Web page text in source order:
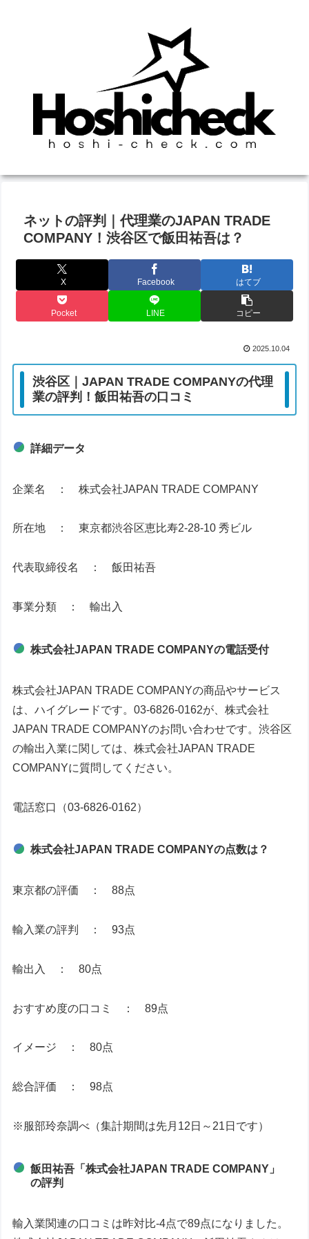
ネットの評判｜代理業のJAPAN TRADE
COMPANY！渋谷区で飯田祐吾は？
X Facebook はてブ
Pocket LINE コピー
2025.10.04
渋谷区｜JAPAN TRADE COMPANYの代理
業の評判！飯田祐吾の口コミ
詳細データ
企業名 ： 株式会社JAPAN TRADE COMPANY
所在地 ： 東京都渋谷区恵比寿2-28-10 秀ビル
代表取締役名 ： 飯田祐吾
事業分類 ： 輸出入
株式会社JAPAN TRADE COMPANYの電話受付
株式会社JAPAN TRADE COMPANYの商品やサービス
は、ハイグレードです。03-6826-0162が、株式会社
JAPAN TRADE COMPANYのお問い合わせです。渋谷区
の輸出入業に関しては、株式会社JAPAN TRADE
COMPANYに質問してください。
電話窓口（03-6826-0162）
株式会社JAPAN TRADE COMPANYの点数は？
東京都の評価 ： 88点
輸入業の評判 ： 93点
輸出入 ： 80点
おすすめ度の口コミ ： 89点
イメージ ： 80点
総合評価 ： 98点
※服部玲奈調べ（集計期間は先月12日～21日です）
飯田祐吾「株式会社JAPAN TRADE COMPANY」
の評判
輸入業関連の口コミは昨対比-4点で89点になりました。